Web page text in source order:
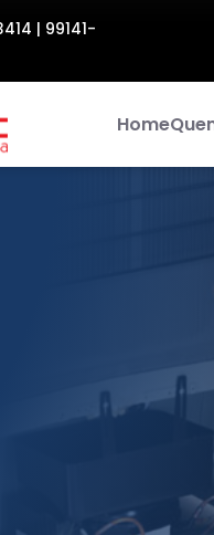
| 99141-
Home